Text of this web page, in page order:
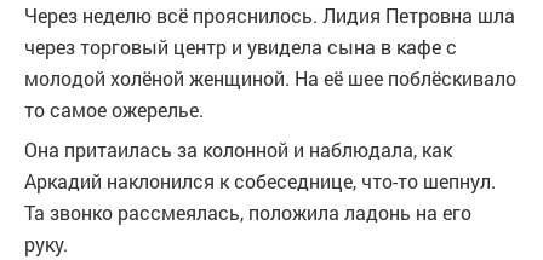
Через неделю всё прояснилось. Лидия Петровна шла
через торговый центр и увидела сына в кафе с
молодой холёной женщиной. На её шее поблёскивало
то самое ожерелье.
Она притаилась за колонной и наблюдала, как
Аркадий наклонился к собеседнице, что-то шепнул.
Та звонко рассмеялась, положила ладонь на его
руку.